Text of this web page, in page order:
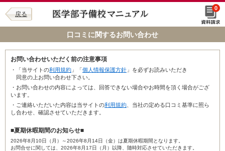
戻る
0
口コミに関するお問い合わせ
お問い合わせいただく前の注意事項
・「当サイトの利用規約 」「個人情報保護方針 」を必ずお読みいただき
同意の上お問い合わせ下さい。
・お問い合わせの内容によっては、回答できない場合やお時間を頂く場合がござ
います。
・ご連絡いただいた内容は当サイトの利用規約 、当社の定める口コミ基準に照ら
し合わせ、確認させていただきます。
■夏期休暇期間のお知らせ■
2026年8月10日（月）～2026年8月14日（金）は夏期休暇期間となります。
お問合せに関しては、2026年8月17日（月）以降、随時対応させていただきます。